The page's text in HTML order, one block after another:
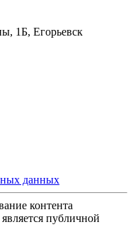
1Б, Егорьевск
данных
контента
публичной